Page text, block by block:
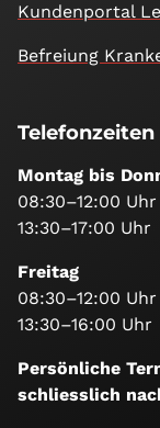
Kundenportal
Befreiung
Telefonzeiten
Montag bis
08:30–12:00 Uhr
13:30–17:00 Uhr
Freitag
08:30–12:00 Uhr
13:30–16:00 Uhr
Persönliche
schliesslich